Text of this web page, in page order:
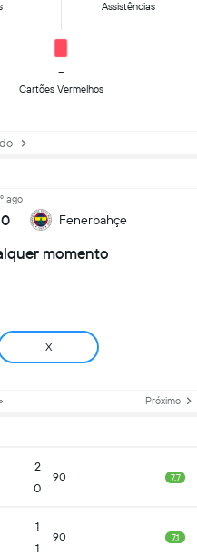
Assistências
-
Cartões Vermelhos
ago
Fenerbahçe
momento
X
Próximo
2
0
90 7.7
1
1
90 7.1